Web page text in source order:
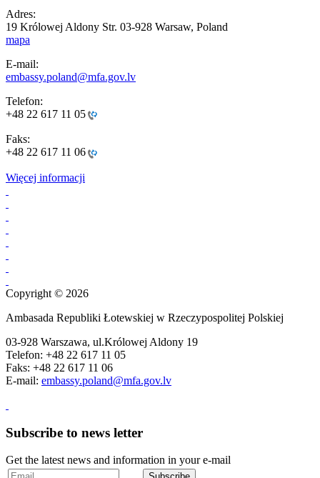
Adres:
19 Królowej Aldony Str. 03-928 Warsaw, Poland
mapa
E-mail:
embassy.poland@mfa.gov.lv
Telefon:
+48 22 617 11 05
Faks:
+48 22 617 11 06
Więcej informacji
Copyright © 2026
Ambasada Republiki Łotewskiej w Rzeczypospolitej Polskiej
03-928 Warszawa, ul.Królowej Aldony 19
Telefon: +48 22 617 11 05
Faks: +48 22 617 11 06
E-mail: embassy.poland@mfa.gov.lv
Subscribe to news letter
Get the latest news and information in your e-mail